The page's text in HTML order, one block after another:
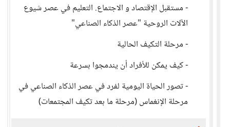
- مستقبل الإقتصاد و الاجتماع. التعليم في عصر شيوع
الآلات الروحية "عصر الذكاء الصناعي"
- مرحلة التكيف الحالية
- كيف يمكن للأفراد أن يندمجوا بسرعة
- تصور الحياة اليومية لفرد في عصر الذكاء الصناعي في
مرحلة الإنغماس (مرحلة ما بعد تكيف المجتمعات)